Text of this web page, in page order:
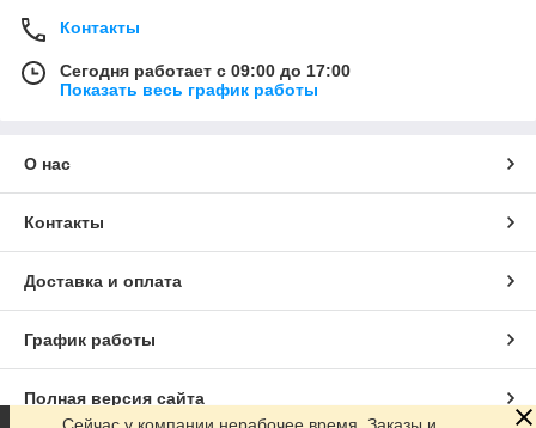
Контакты
Сегодня работает с 09:00 до 17:00
Показать весь график работы
О нас
Контакты
Доставка и оплата
График работы
Полная версия сайта